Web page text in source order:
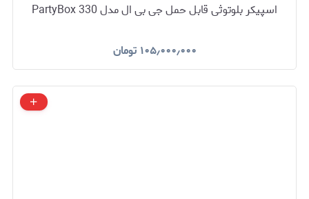
اسپیکر بلوتوثی قابل حمل جی بی ال مدل PartyBox 330
۱۰۵٫۰۰۰٫۰۰۰ تومان